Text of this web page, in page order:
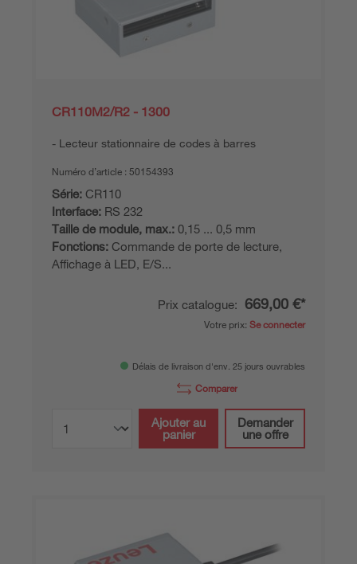
CR110M2/R2 - 1300
Lecteur stationnaire de codes à barres
Numéro d’article : 50154393
Série: CR110
Interface: RS 232
Taille de module, max.: 0,15 ... 0,5 mm
Fonctions: Commande de porte de lecture,
Affichage à LED, E/S...
Prix catalogue: 669,00 €*
Votre prix: Se connecter
Délais de livraison d'env. 25 jours ouvrables
Comparer
Ajouter au
panier
Demander
une offre